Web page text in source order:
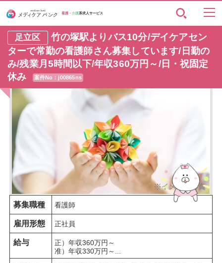
看護・介護系求人サービス
足立区
竹の塚駅よりバス10分/デイケアセン
ターで常勤の看護師さん募集しています/日勤の
み/残業月5時間以下/年収360万円～/日・祝固定
休み
案件No：j00865ns
募集職種 看護師
雇用形態 正社員
給与
正）年収360万円～
准）年収330万円～...